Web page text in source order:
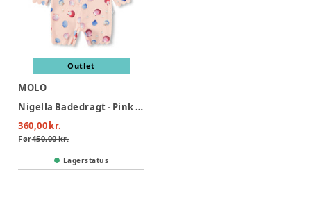
Outlet
MOLO
Nigella Badedragt - Pink Shell
360,00 kr.
Før450,00 kr.
Lagerstatus